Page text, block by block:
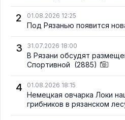
2 01.08.2026 12:25
Под Рязанью появится
3 31.07.2026 18:00
В Рязани обсудят
Спортивной (2885)
4 01.08.2026 18:15
Немецкая овчарка Локи
грибников в рязанском